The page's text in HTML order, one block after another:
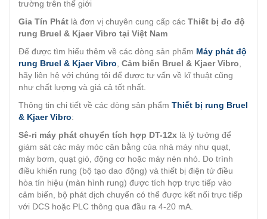
trường trên thế giới
Gia Tín Phát là đơn vị chuyên cung cấp các Thiết bị đo độ
rung Bruel & Kjaer Vibro tại Việt Nam
Để được tìm hiểu thêm về các dòng sản phẩm Máy phát độ
rung Bruel & Kjaer Vibro Cảm biến Bruel & Kjaer Vibro
hãy liên hệ với chúng tôi để được tư vấn về kĩ thuật cũng
như chất lượng và giá cả tốt nhất.
Thông tin chi tiết về các dòng sản phẩm Thiết bị rung Bruel
& Kjaer Vibro:
Sê-ri máy phát chuyển tích hợp DT-12x là lý tưởng để
giám sát các máy móc cân bằng của nhà máy như quạt,
máy bơm, quạt gió, động cơ hoặc máy nén nhỏ. Do trình
điều khiển rung (bộ tạo dao động) và thiết bị điện tử điều
hòa tín hiệu (màn hình rung) được tích hợp trực tiếp vào
cảm biến, bộ phát dịch chuyển có thể được kết nối trực tiếp
với DCS hoặc PLC thông qua đầu ra 4-20 mA.